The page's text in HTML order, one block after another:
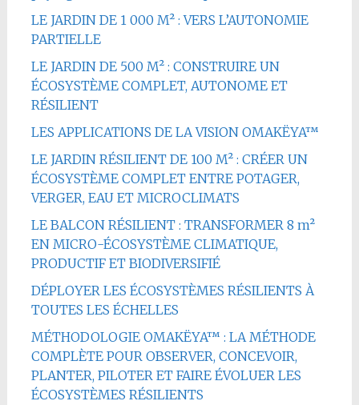
LE JARDIN DE 1 000 M² : VERS L’AUTONOMIE
PARTIELLE
LE JARDIN DE 500 M² : CONSTRUIRE UN
ÉCOSYSTÈME COMPLET, AUTONOME ET
RÉSILIENT
LES APPLICATIONS DE LA VISION OMAKËYA™
LE JARDIN RÉSILIENT DE 100 M² : CRÉER UN
ÉCOSYSTÈME COMPLET ENTRE POTAGER,
VERGER, EAU ET MICROCLIMATS
LE BALCON RÉSILIENT : TRANSFORMER 8 m²
EN MICRO-ÉCOSYSTÈME CLIMATIQUE,
PRODUCTIF ET BIODIVERSIFIÉ
DÉPLOYER LES ÉCOSYSTÈMES RÉSILIENTS À
TOUTES LES ÉCHELLES
MÉTHODOLOGIE OMAKËYA™ : LA MÉTHODE
COMPLÈTE POUR OBSERVER, CONCEVOIR,
PLANTER, PILOTER ET FAIRE ÉVOLUER LES
ÉCOSYSTÈMES RÉSILIENTS